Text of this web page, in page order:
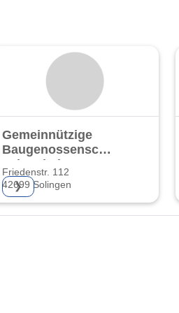
Gemeinnützige
Baugenossenschaft
"Eigenheim" eG
Friedenstr. 112
42699 Solingen
❯